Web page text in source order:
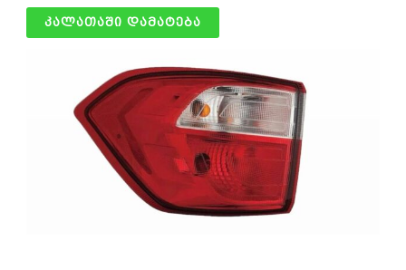
კალათაში დამატება